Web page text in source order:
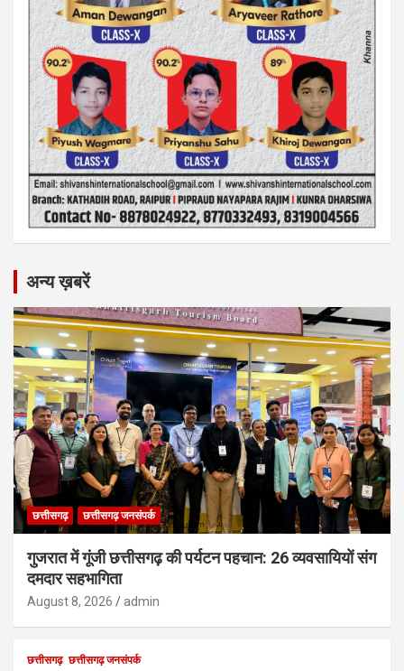
अन्य ख़बरें
छत्तीसगढ़ छत्तीसगढ़ जनसंपर्क
गुजरात में गूंजी छत्तीसगढ़ की पर्यटन पहचान: 26 व्यवसायियों संग
दमदार सहभागिता
August 8, 2026 admin
छत्तीसगढ़ छत्तीसगढ़ जनसंपर्क